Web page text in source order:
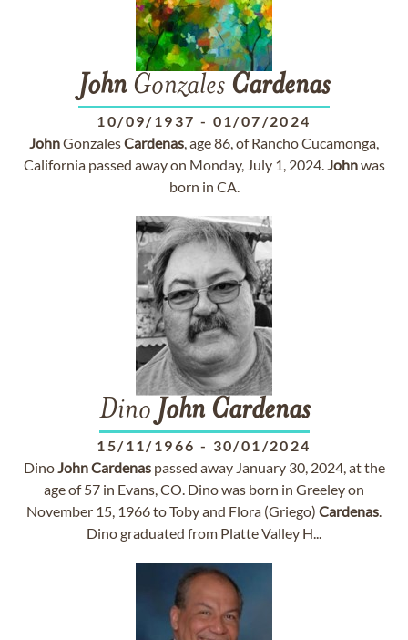
John Gonzales Cardenas
10/09/1937 - 01/07/2024
JohnGonzalesCardenas, age 86, of Rancho Cucamonga,
California passed away on Monday, July 1, 2024.Johnwas
born in CA.
Dino John Cardenas
15/11/1966 - 30/01/2024
DinoJohnCardenaspassed away January 30, 2024, at the
age of 57 in Evans, CO. Dino was born in Greeley on
November 15, 1966 to Toby and Flora (Griego) Cardenas.
Dino graduated from Platte Valley H...